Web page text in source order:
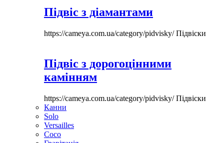
Підвіс з діамантами
https://cameya.com.ua/category/pidvisky/Підвіски
Підвіс з дорогоцінними
камінням
https://cameya.com.ua/category/pidvisky/Підвіски
Канни
Solo
Versailles
Coco